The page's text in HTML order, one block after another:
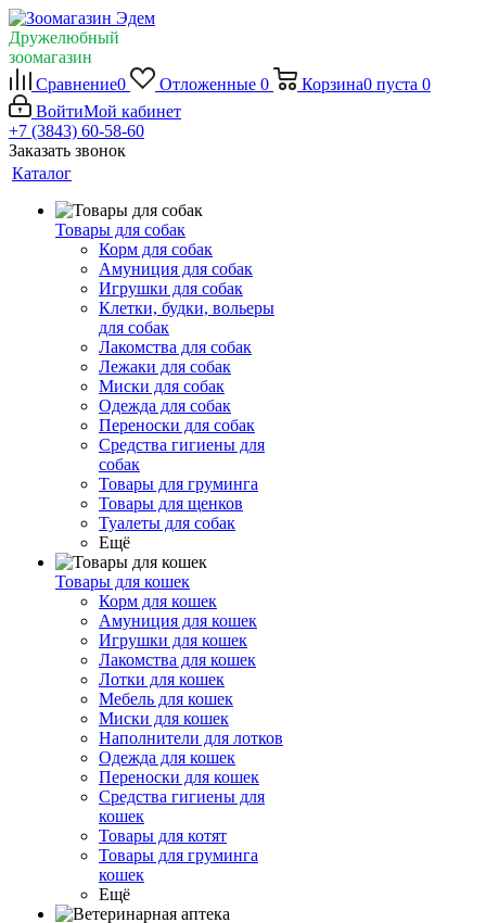
Дружелюбный
зоомагазин
Сравнение0 Отложенные 0 Корзина0 пуста 0
ВойтиМой кабинет
+7 (3843) 60-58-60
Заказать звонок
Каталог
Товары для собак
Корм для собак
Амуниция для собак
Игрушки для собак
Клетки, будки, вольеры
для собак
Лакомства для собак
Лежаки для собак
Миски для собак
Одежда для собак
Переноски для собак
Средства гигиены для
собак
Товары для груминга
Товары для щенков
Туалеты для собак
Ещё
Товары для кошек
Корм для кошек
Амуниция для кошек
Игрушки для кошек
Лакомства для кошек
Лотки для кошек
Мебель для кошек
Миски для кошек
Наполнители для лотков
Одежда для кошек
Переноски для кошек
Средства гигиены для
кошек
Товары для котят
Товары для груминга
кошек
Ещё